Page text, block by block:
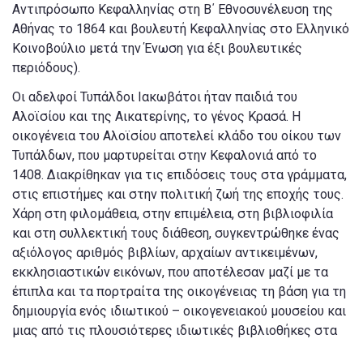
Αντιπρόσωπο Κεφαλληνίας στη Β΄ Εθνοσυνέλευση της
Αθήνας το 1864 και βουλευτή Κεφαλληνίας στο Ελληνικό
Κοινοβούλιο μετά την Ένωση για έξι βουλευτικές
περιόδους).
Οι αδελφοί Τυπάλδοι Ιακωβάτοι ήταν παιδιά του
Αλοϊσίου και της Αικατερίνης, το γένος Κρασά. Η
οικογένεια του Αλοϊσίου αποτελεί κλάδο του οίκου των
Τυπάλδων, που μαρτυρείται στην Κεφαλονιά από το
1408. Διακρίθηκαν για τις επιδόσεις τους στα γράμματα,
στις επιστήμες και στην πολιτική ζωή της εποχής τους.
Χάρη στη φιλομάθεια, στην επιμέλεια, στη βιβλιοφιλία
και στη συλλεκτική τους διάθεση, συγκεντρώθηκε ένας
αξιόλογος αριθμός βιβλίων, αρχαίων αντικειμένων,
εκκλησιαστικών εικόνων, που αποτέλεσαν μαζί με τα
έπιπλα και τα πορτραίτα της οικογένειας τη βάση για τη
δημιουργία ενός ιδιωτικού – οικογενειακού μουσείου και
μιας από τις πλουσιότερες ιδιωτικές βιβλιοθήκες στα